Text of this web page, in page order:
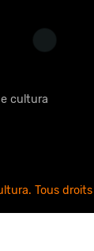
cultura
Tous droits